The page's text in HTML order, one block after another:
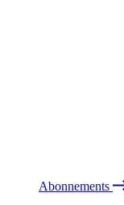
Abonnements